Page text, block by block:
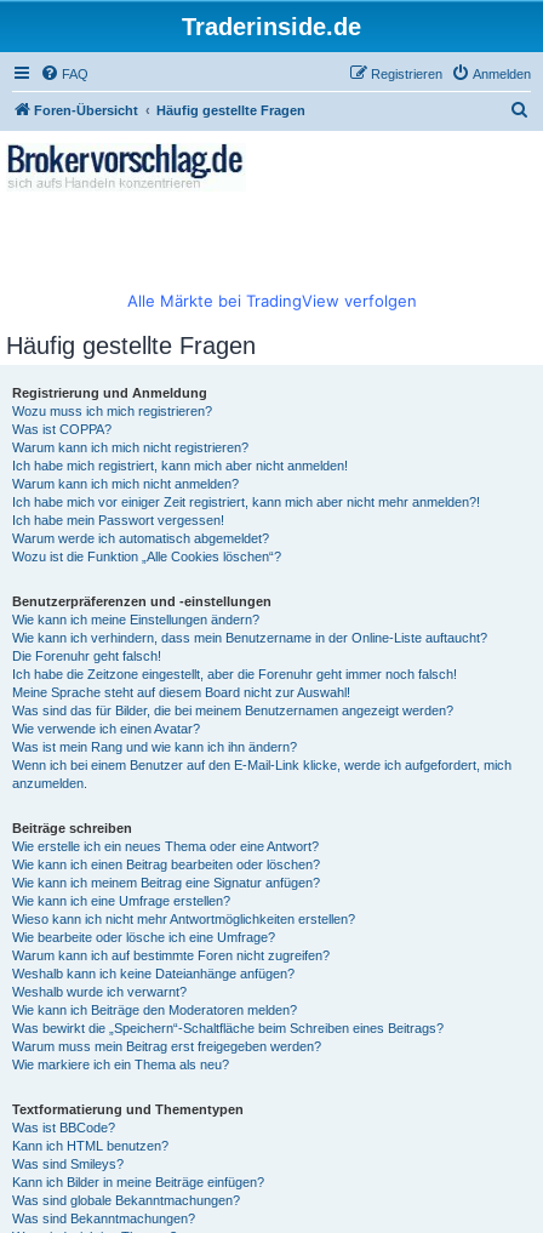
Traderinside.de
FAQ Anmelden
Registrieren
Foren-Übersicht Häufig gestellte Fragen
Alle Märkte bei TradingView verfolgen
Häufig gestellte Fragen
Registrierung und Anmeldung
Wozu muss ich mich registrieren?
Was ist COPPA?
Warum kann ich mich nicht registrieren?
Ich habe mich registriert, kann mich aber nicht anmelden!
Warum kann ich mich nicht anmelden?
Ich habe mich vor einiger Zeit registriert, kann mich aber nicht mehr anmelden?!
Ich habe mein Passwort vergessen!
Warum werde ich automatisch abgemeldet?
Wozu ist die Funktion „Alle Cookies löschen“?
Benutzerpräferenzen und -einstellungen
Wie kann ich meine Einstellungen ändern?
Wie kann ich verhindern, dass mein Benutzername in der Online-Liste auftaucht?
Die Forenuhr geht falsch!
Ich habe die Zeitzone eingestellt, aber die Forenuhr geht immer noch falsch!
Meine Sprache steht auf diesem Board nicht zur Auswahl!
Was sind das für Bilder, die bei meinem Benutzernamen angezeigt werden?
Wie verwende ich einen Avatar?
Was ist mein Rang und wie kann ich ihn ändern?
Wenn ich bei einem Benutzer auf den E-Mail-Link klicke, werde ich aufgefordert, mich
anzumelden.
Beiträge schreiben
Wie erstelle ich ein neues Thema oder eine Antwort?
Wie kann ich einen Beitrag bearbeiten oder löschen?
Wie kann ich meinem Beitrag eine Signatur anfügen?
Wie kann ich eine Umfrage erstellen?
Wieso kann ich nicht mehr Antwortmöglichkeiten erstellen?
Wie bearbeite oder lösche ich eine Umfrage?
Warum kann ich auf bestimmte Foren nicht zugreifen?
Weshalb kann ich keine Dateianhänge anfügen?
Weshalb wurde ich verwarnt?
Wie kann ich Beiträge den Moderatoren melden?
Was bewirkt die „Speichern“-Schaltfläche beim Schreiben eines Beitrags?
Warum muss mein Beitrag erst freigegeben werden?
Wie markiere ich ein Thema als neu?
Textformatierung und Thementypen
Was ist BBCode?
Kann ich HTML benutzen?
Was sind Smileys?
Kann ich Bilder in meine Beiträge einfügen?
Was sind globale Bekanntmachungen?
Was sind Bekanntmachungen?